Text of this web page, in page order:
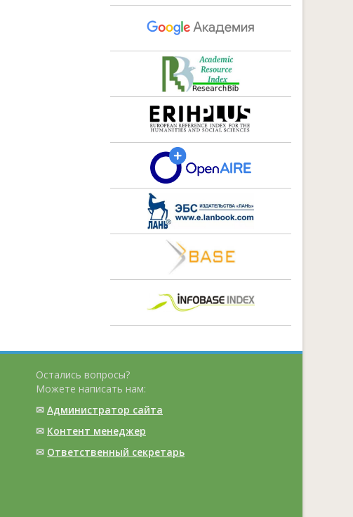
Остались вопросы?
Можете написать нам:
✉ Администратор сайта
✉ Контент менеджер
✉ Ответственный cекретарь